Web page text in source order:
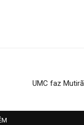
UMC faz